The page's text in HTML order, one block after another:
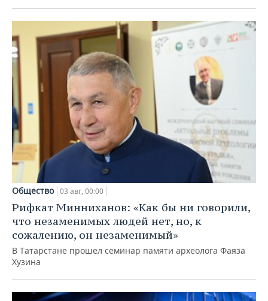
Общество 03 авг, 00:00
Рифкат Минниханов: «Как бы ни говорили,
что незаменимых людей нет, но, к
сожалению, он незаменимый»
В Татарстане прошел семинар памяти археолога Фаяза
Хузина